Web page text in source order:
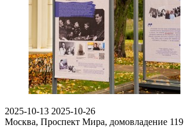
2025-10-13 2025-10-26
Москва, Проспект Мира, домовладение 119